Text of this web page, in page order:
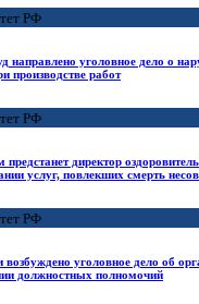
РФ
направлено уголовное дело о
производстве работ
РФ
предстанет директор
услуг, повлекших смерть
РФ
уголовное дело об
должностных полномочий